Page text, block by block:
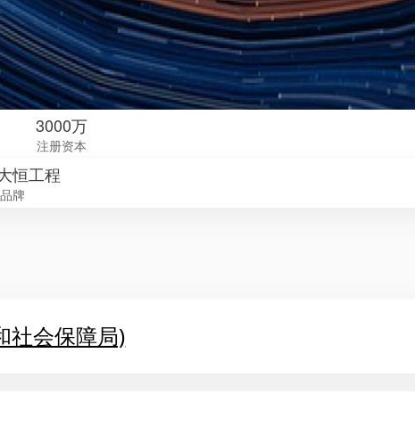
3000万
注册资本
恒工程
品牌
社会保障局)